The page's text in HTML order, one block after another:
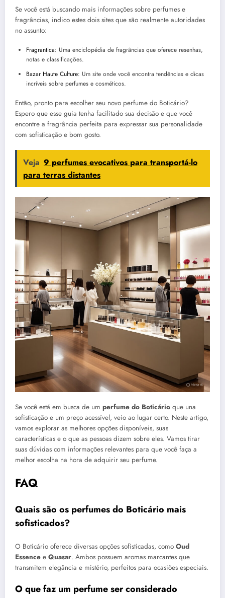
Se você está buscando mais informações sobre perfumes e
fragrâncias, indico estes dois sites que são realmente autoridades
no assunto:
Fragrantica: Uma enciclopédia de fragrâncias que oferece resenhas,
notas e classificações.
Bazar Haute Culture: Um site onde você encontra tendências e dicas
incríveis sobre perfumes e cosméticos.
Então, pronto para escolher seu novo perfume do Boticário?
Espero que esse guia tenha facilitado sua decisão e que você
encontre a fragrância perfeita para expressar sua personalidade
com sofisticação e bom gosto.
Veja 9 perfumes evocativos para transportá-lo
para terras distantes
Se você está em busca de um perfume do Boticário que una
sofisticação e um preço acessível, veio ao lugar certo. Neste artigo,
vamos explorar as melhores opções disponíveis, suas
características e o que as pessoas dizem sobre eles. Vamos tirar
suas dúvidas com informações relevantes para que você faça a
melhor escolha na hora de adquirir seu perfume.
FAQ
Quais são os perfumes do Boticário mais
sofisticados?
O Boticário oferece diversas opções sofisticadas, como Oud
Essence e Quasar. Ambos possuem aromas marcantes que
transmitem elegância e mistério, perfeitos para ocasiões especiais.
O que faz um perfume ser considerado